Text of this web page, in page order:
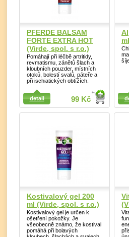
PFERDE BALSAM
FORTE EXTRA HOT
(Virde, spol. s r.o.)
Pomáhají při léčbě artritidy,
revmatismu, zánětů šlach a
kloubních pouzder, místních
otoků, bolestí svalů, páteře a
při ischiatických obtížích.
99 Kč
detail
Detail
Kostivalový gel 200
ml (Virde, spol. s r.o.)
Kostivalový gel je určen k
ošetření pokožky. Je
všeobecně známo, že kostival
pomáhá při bolavých